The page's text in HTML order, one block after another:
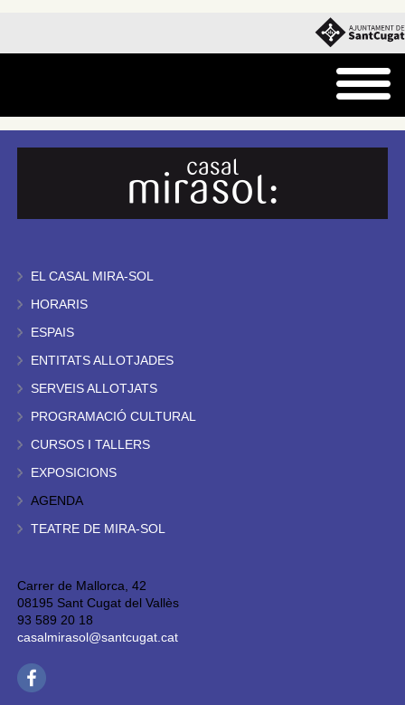
EL CASAL MIRA-SOL
HORARIS
ESPAIS
ENTITATS ALLOTJADES
SERVEIS ALLOTJATS
PROGRAMACIÓ CULTURAL
CURSOS I TALLERS
EXPOSICIONS
AGENDA
TEATRE DE MIRA-SOL
Carrer de Mallorca, 42
08195 Sant Cugat del Vallès
93 589 20 18
casalmirasol@santcugat.cat